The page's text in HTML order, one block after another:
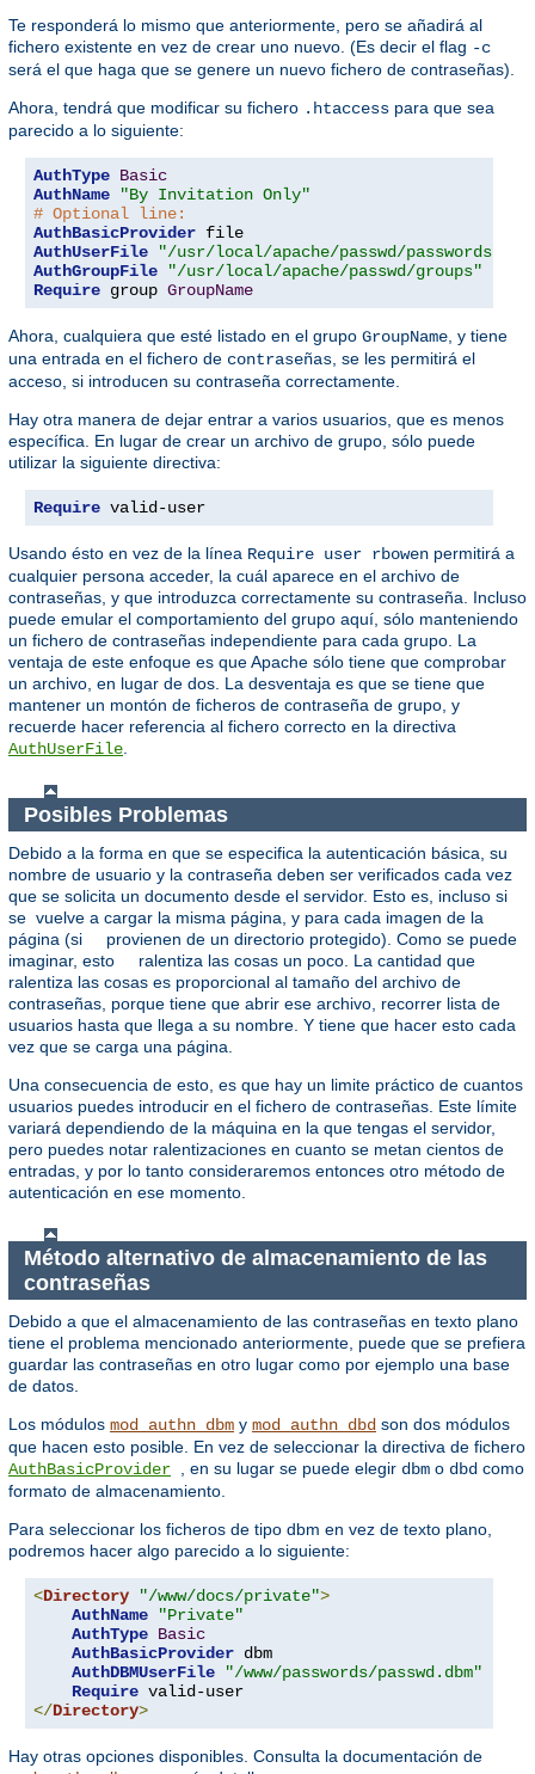
Te responderá lo mismo que anteriormente, pero se añadirá al
fichero existente en vez de crear uno nuevo. (Es decir el flag -c
será el que haga que se genere un nuevo fichero de contraseñas).
Ahora, tendrá que modificar su fichero .htaccess para que sea
parecido a lo siguiente:
AuthType Basic
AuthName
"By Invitation Only"
# Optional line:
AuthBasicProvider
AuthUserFile
"/usr/local/apache/passwd/passwords"
AuthGroupFile
"/usr/local/apache/passwd/groups"
Require group GroupName
Ahora, cualquiera que esté listado en el grupo GroupName , y tiene
una entrada en el fichero de contraseñas , se les permitirá el
acceso, si introducen su contraseña correctamente.
Hay otra manera de dejar entrar a varios usuarios, que es menos
específica. En lugar de crear un archivo de grupo, sólo puede
utilizar la siguiente directiva:
Require valid-user
Usando ésto en vez de la línea Require user rbowen permitirá a
cualquier persona acceder, la cuál aparece en el archivo de
contraseñas, y que introduzca correctamente su contraseña. Incluso
puede emular el comportamiento del grupo aquí, sólo manteniendo
un fichero de contraseñas independiente para cada grupo. La
ventaja de este enfoque es que Apache sólo tiene que comprobar
un archivo, en lugar de dos. La desventaja es que se tiene que
mantener un montón de ficheros de contraseña de grupo, y
recuerde hacer referencia al fichero correcto en la directiva
AuthUserFile
Posibles Problemas
Debido a la forma en que se especifica la autenticación básica, su
nombre de usuario y la contraseña deben ser verificados cada vez
que se solicita un documento desde el servidor. Esto es, incluso si
se vuelve a cargar la misma página, y para cada imagen de la
página (si provienen de un directorio protegido). Como se puede
imaginar, esto ralentiza las cosas un poco. La cantidad que
ralentiza las cosas es proporcional al tamaño del archivo de
contraseñas, porque tiene que abrir ese archivo, recorrer lista de
usuarios hasta que llega a su nombre. Y tiene que hacer esto cada
vez que se carga una página.
Una consecuencia de esto, es que hay un limite práctico de cuantos
usuarios puedes introducir en el fichero de contraseñas. Este límite
variará dependiendo de la máquina en la que tengas el servidor,
pero puedes notar ralentizaciones en cuanto se metan cientos de
entradas, y por lo tanto consideraremos entonces otro método de
autenticación en ese momento.
Método alternativo de almacenamiento de las
contraseñas
Debido a que el almacenamiento de las contraseñas en texto plano
tiene el problema mencionado anteriormente, puede que se prefiera
guardar las contraseñas en otro lugar como por ejemplo una base
de datos.
Los módulos mod_authn_dbm y mod_authn_dbd son dos módulos
que hacen esto posible. En vez de seleccionar la directiva de fichero
AuthBasicProvider , en su lugar se puede elegir dbm o dbd como
formato de almacenamiento.
Para seleccionar los ficheros de tipo dbm en vez de texto plano,
podremos hacer algo parecido a lo siguiente:
<Directory "/www/docs/private">
AuthName
"Private"
AuthType Basic
AuthBasicProvider dbm
AuthDBMUserFile
"/www/passwords/passwd.dbm"
Require
</Directory>
Hay otras opciones disponibles. Consulta la documentación de